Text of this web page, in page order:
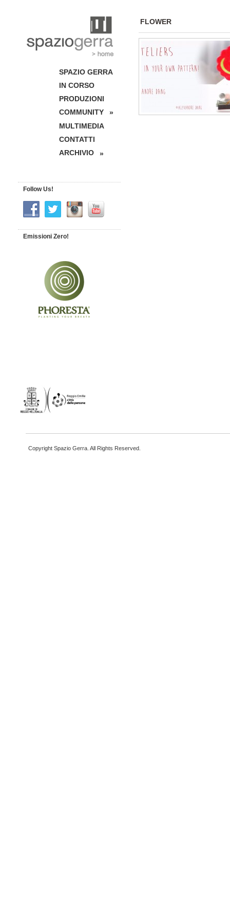
FLOWER
SPAZIO GERRA
IN CORSO
PRODUZIONI
COMMUNITY
»
MULTIMEDIA
CONTATTI
ARCHIVIO
»
Follow Us!
Emissioni Zero!
Copyright Spazio Gerra. All Rights Reserved.